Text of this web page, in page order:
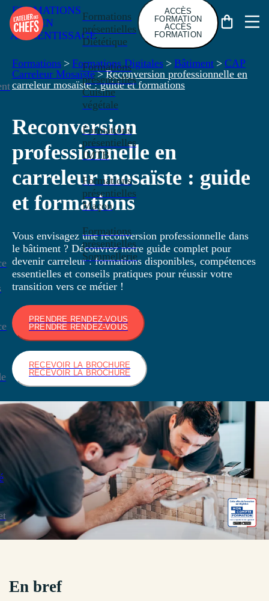
FORMATIONS
EN
APPRENTISSAGE
Formations
présentielles
Diététique
Formations
présentielles
Cuisine
végétale
Formations
présentielles
IMTB
Formations
présentielles
Maçon
Formations
présentielles
Sommellerie
ACCÈS
FORMATION
ACCÈS
FORMATION
Formations > Formations Digitales > Bâtiment > CAP
Carreleur Mosaïste > Reconversion professionnelle en
carreleur mosaïste : guide et formations
Reconversion
professionnelle en
carreleur mosaïste : guide
et formations
Vous envisagez une reconversion professionnelle dans
le bâtiment ? Découvrez notre guide complet pour
devenir carreleur : formations disponibles, compétences
essentielles et conseils pratiques pour réussir votre
transition vers ce métier !
PRENDRE RENDEZ-VOUS
PRENDRE RENDEZ-VOUS
RECEVOIR LA BROCHURE
RECEVOIR LA BROCHURE
En bref